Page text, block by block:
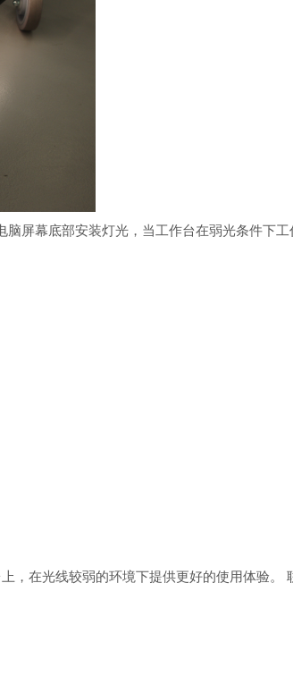
脑屏幕底部安装灯光，当工作台在弱光条件下工
，在光线较弱的环境下提供更好的使用体验。